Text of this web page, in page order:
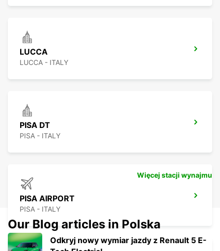
LUCCA
LUCCA - ITALY
PISA DT
PISA - ITALY
PISA AIRPORT
PISA - ITALY
Więcej stacji wynajmu
Our Blog articles in Polska
Odkryj nowy wymiar jazdy z Renault 5 E-